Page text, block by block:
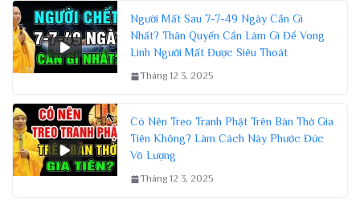
Người Mất Sau 7-7-49 Ngày Cần Gì
Nhất? Thân Quyến Cần Làm Gì Để Vong
Linh Người Mất Được Siêu Thoát
Tháng 12 3, 2025
Có Nên Treo Tranh Phật Trên Bàn Thờ Gia
Tiên Không? Làm Cách Này Phước Đức
Vô Lượng
Tháng 12 3, 2025